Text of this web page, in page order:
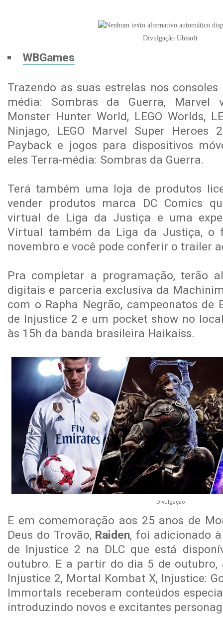
Divulgação Ubisoft
WBGames
Trazendo as suas estrelas nos consoles
média: Sombras da Guerra, Marvel
Monster Hunter World, LEGO Worlds,
Ninjago, LEGO Marvel Super Heroes
Payback e jogos para dispositivos
eles Terra-média: Sombras da Guerra.
Terá também uma loja de produtos
vender produtos marca DC Comics
virtual de Liga da Justiça e uma
Virtual também da Liga da Justiça, o
novembro e você pode conferir o trailer
Pra completar a programação, terão
digitais e parceria exclusiva da
com o Rapha Negrão, campeonatos de
de Injustice 2 e um pocket show no
às 15h da banda brasileira Haikaiss.
Divulgação
E em comemoração aos 25 anos de
Deus do Trovão, Raiden, foi adicionado
de Injustice 2 na DLC que está
outubro. E a partir do dia 5 de outubro,
Injustice 2, Mortal Kombat X, Injustice:
Immortals receberam conteúdos
introduzindo novos e excitantes